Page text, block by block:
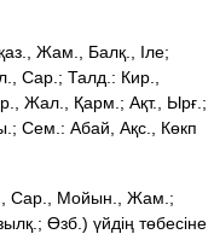
Жам., Балқ., Іле;
Сар.; Талд.: Кир.,
Жал., Қарм.; Ақт., Ырғ.;
Сем.: Абай, Ақс., Көкп
Сар., Мойын., Жам.;
Өзб.) үйдің төбесіне